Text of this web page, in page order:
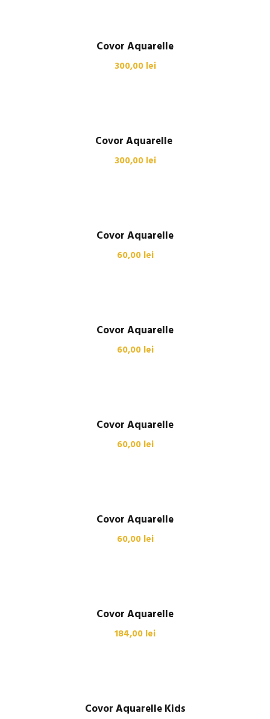
Covor Aquarelle
300,00 lei
Covor Aquarelle
300,00 lei
Covor Aquarelle
60,00 lei
Covor Aquarelle
60,00 lei
Covor Aquarelle
60,00 lei
Covor Aquarelle
60,00 lei
Covor Aquarelle
184,00 lei
Covor Aquarelle Kids